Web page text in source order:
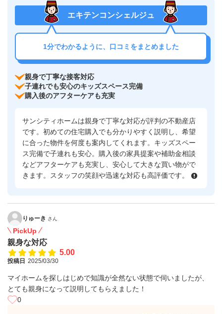
エキテンコンシェルジュ
1分でわかるように、口コミをまとめました
親身で丁寧な接客対応
子連れでも安心のキッズスペース完備
購入後のアフターケアも充実
サンシティホームは親身で丁寧な対応が評判の不動産店
です。初めての住宅購入でも分かりやすく説明し、希望
に合った物件を何度も案内してくれます。キッズスペー
ス完備で子連れも安心。購入後の家具提案や補助金相談
などアフターケアも充実し、安心して大きな買い物がで
きます。スタッフの笑顔や迅速な対応も高評価です。
りゅーき さん
PickUp
親身な対応
5.00
投稿日 2025/03/30
マイホームを探しはじめで知識が全然ない状態で伺いましたが、
とても親身になって説明してもらえました！
0